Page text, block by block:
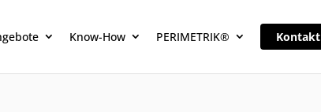
Know-How PERIMETRIK® Kontakt